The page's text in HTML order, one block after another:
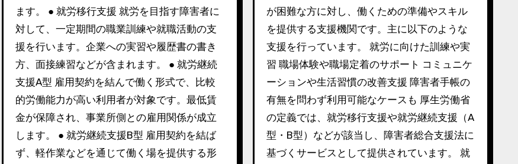
ます。 ● 就労移行支援 就労を目指す障害者に
対して、一定期間の職業訓練や就職活動の支
援を行います。企業への実習や履歴書の書き
方、面接練習などが含まれます。 ● 就労継続
支援A型 雇用契約を結んで働く形式で、比較
的労働能力が高い利用者が対象です。最低賃
金が保障され、事業所側との雇用関係が成立
します。 ● 就労継続支援B型 雇用契約を結ば
ず、軽作業などを通じて働く場を提供する形
が困難な方に対し、働くための準備やスキル
を提供する支援機関です。主に以下のような
支援を行っています。 就労に向けた訓練や実
習 職場体験や職場定着のサポート コミュニケ
ーションや生活習慣の改善支援 障害者手帳の
有無を問わず利用可能なケースも 厚生労働省
の定義では、就労移行支援や就労継続支援（A
型・B型）などが該当し、障害者総合支援法に
基づくサービスとして提供されています。 就